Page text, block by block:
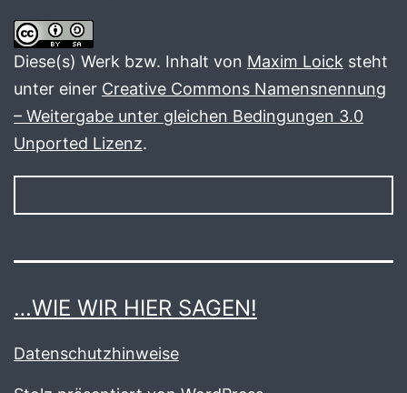
Diese(s) Werk bzw. Inhalt von Maxim Loick steht
unter einer Creative Commons Namensnennung
– Weitergabe unter gleichen Bedingungen 3.0
Unported Lizenz.
…WIE WIR HIER SAGEN!
Datenschutzhinweise